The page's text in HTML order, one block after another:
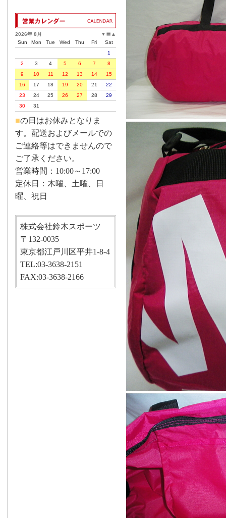
▲
〓
▼
2026年 8月
Sun
Mon Tue Wed Thu Fri
Sat
1
2
3 4 5 6 7
8
9
10 11 12 13 14
15
16
17 18 19 20 21
22
23
24 25 26 27 28
29
30
31
■の日はお休みとなりま
す。配送およびメールでの
ご連絡等はできませんので
ご了承ください。
営業時間：10:00～17:00
定休日：木曜、土曜、日
曜、祝日
株式会社鈴木スポーツ
〒132-0035
東京都江戸川区平井1-8-4
TEL:03-3638-2151
FAX:03-3638-2166